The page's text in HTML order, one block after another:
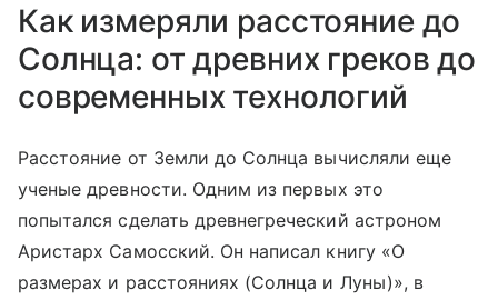
Как измеряли расстояние до
Солнца: от древних греков до
современных технологий
Расстояние от Земли до Солнца вычисляли еще
ученые древности. Одним из первых это
попытался сделать древнегреческий астроном
Аристарх Самосский. Он написал книгу «О
размерах и расстояниях (Солнца и Луны)», в